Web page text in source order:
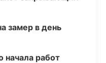
замер в день
начала работ